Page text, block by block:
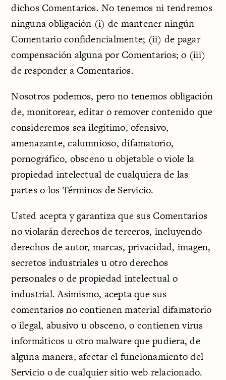
dichos Comentarios. No tenemos ni tendremos
ninguna obligación (i) de mantener ningún
Comentario confidencialmente; (ii) de pagar
compensación alguna por Comentarios; o (iii)
de responder a Comentarios.
Nosotros podemos, pero no tenemos obligación
de, monitorear, editar o remover contenido que
consideremos sea ilegítimo, ofensivo,
amenazante, calumnioso, difamatorio,
pornográfico, obsceno u objetable o viole la
propiedad intelectual de cualquiera de las
partes o los Términos de Servicio.
Usted acepta y garantiza que sus Comentarios
no violarán derechos de terceros, incluyendo
derechos de autor, marcas, privacidad, imagen,
secretos industriales u otro derechos
personales o de propiedad intelectual o
industrial. Asimismo, acepta que sus
comentarios no contienen material difamatorio
o ilegal, abusivo u obsceno, o contienen virus
informáticos u otro malware que pudiera, de
alguna manera, afectar el funcionamiento del
Servicio o de cualquier sitio web relacionado.